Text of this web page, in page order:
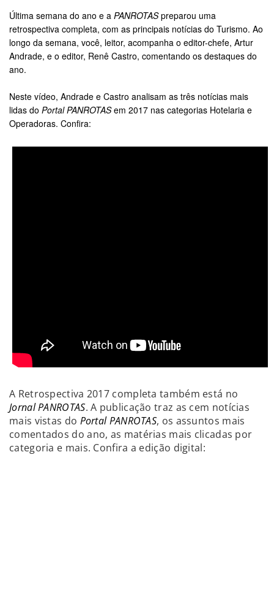
Última semana do ano e a PANROTASpreparou uma
retrospectiva completa, com as principais notícias do Turismo. Ao
longo da semana, você, leitor, acompanha o editor-chefe, Artur
Andrade, e o editor, Renê Castro, comentando os destaques do
ano.
Neste vídeo, Andrade e Castro analisam as três notícias mais
lidas do Portal PANROTASem 2017 nas categorias Hotelaria e
Operadoras. Confira:
A Retrospectiva 2017 completa também está no
Jornal PANROTAS. A publicação traz as cem notícias
mais vistas do Portal PANROTAS, os assuntos mais
comentados do ano, as matérias mais clicadas por
categoria e mais. Confira a edição digital: